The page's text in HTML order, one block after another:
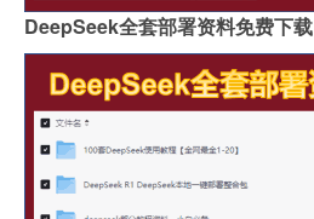
DeepSeek全套部署资料免费下载